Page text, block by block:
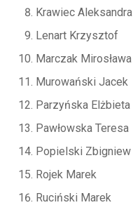
Krawiec Aleksandra
Lenart Krzysztof
Marczak Mirosława
Murowański Jacek
Parzyńska Elżbieta
Pawłowska Teresa
Popielski Zbigniew
Rojek Marek
Ruciński Marek